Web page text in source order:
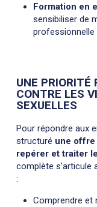
Formation en
sensibiliser de
professionnelle
UNE PRIORITÉ
CONTRE LES
SEXUELLES
Pour répondre aux
structuré une offre
repérer et traiter
complète s'articule
:
Comprendre et